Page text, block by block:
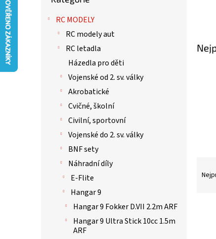
RC MODELY
RC modely aut
RC letadla
Házedla pro děti
Vojenské od 2. sv. války
Akrobatické
Cvičné, školní
Civilní, sportovní
Vojenské do 2. sv. války
BNF sety
Náhradní díly
E-Flite
Hangar 9
Hangar 9 Fokker D.VII 2.2m ARF
Hangar 9 Ultra Stick 10cc 1.5m
ARF